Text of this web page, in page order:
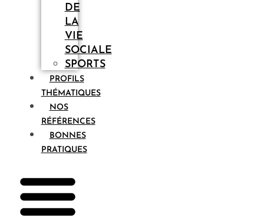
DE
LA
VIE
SOCIALE
SPORTS
PROFILS
THÉMATIQUES
NOS
RÉFÉRENCES
BONNES
PRATIQUES